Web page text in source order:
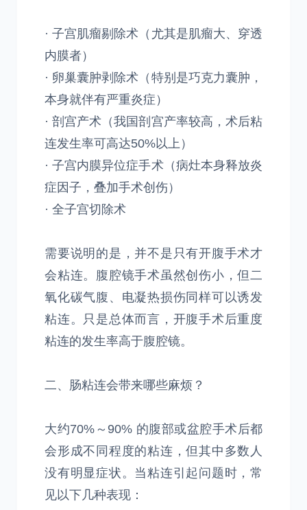
· 子宫肌瘤剔除术（尤其是肌瘤大、穿透
内膜者）
· 卵巢囊肿剥除术（特别是巧克力囊肿，
本身就伴有严重炎症）
· 剖宫产术（我国剖宫产率较高，术后粘
连发生率可高达50%以上）
· 子宫内膜异位症手术（病灶本身释放炎
症因子，叠加手术创伤）
· 全子宫切除术
需要说明的是，并不是只有开腹手术才
会粘连。腹腔镜手术虽然创伤小，但二
氧化碳气腹、电凝热损伤同样可以诱发
粘连。只是总体而言，开腹手术后重度
粘连的发生率高于腹腔镜。
二、肠粘连会带来哪些麻烦？
大约70%～90% 的腹部或盆腔手术后都
会形成不同程度的粘连，但其中多数人
没有明显症状。当粘连引起问题时，常
见以下几种表现：